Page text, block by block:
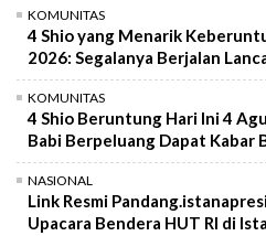
KOMUNITAS
4 Shio yang Menarik
2026: Segalanya Berjalan
KOMUNITAS
4 Shio Beruntung Hari Ini 4
Babi Berpeluang Dapat Kabar
NASIONAL
Link Resmi
Upacara Bendera HUT RI di